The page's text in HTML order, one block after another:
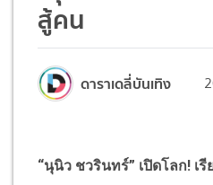
สู้คน
ดาราเดลี่บันเทิง
“นุนิว ชวรินทร์” เปิดโลก! เ